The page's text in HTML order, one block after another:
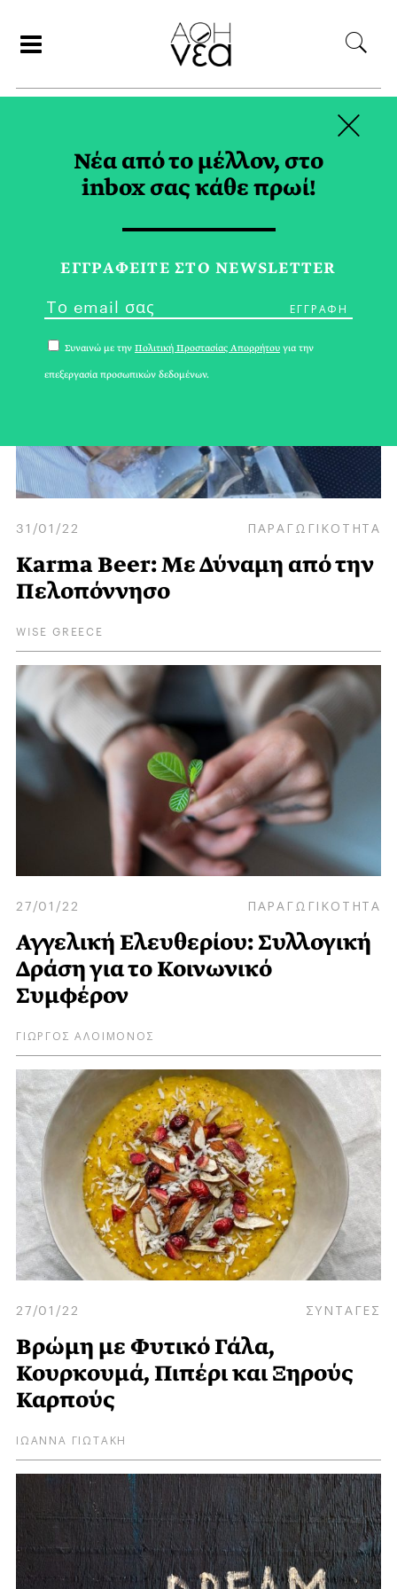
ΙΑΝΟΥΑΡΙΟΣ 2022
31/01/22 ΠΑΡΑΓΩΓΙΚΟΤΗΤΑ
Karma Beer: Με Δύναμη από την
Πελοπόννησο
WISE GREECE
27/01/22 ΠΑΡΑΓΩΓΙΚΟΤΗΤΑ
Αγγελική Ελευθερίου: Συλλογική
Δράση για το Κοινωνικό
Συμφέρον
ΓΙΩΡΓΟΣ ΑΛΟΙΜΟΝΟΣ
27/01/22 ΣΥΝΤΑΓΕΣ
Βρώμη με Φυτικό Γάλα,
Κουρκουμά, Πιπέρι και Ξηρούς
Καρπούς
ΙΩΑΝΝΑ ΓΙΩΤΑΚΗ
Νέα από το μέλλον, στο
inbox σας κάθε πρωί!
ΕΓΓPΑΦΕΙΤΕ ΣΤΟ NEWSLETTER
Συναινώ με την Πολιτική Προστασίας Απορρήτου για την
επεξεργασία προσωπικών δεδομένων.
×